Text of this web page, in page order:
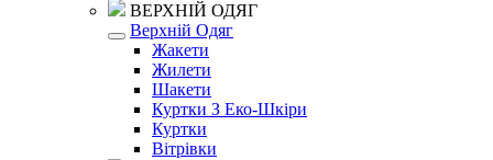
ВЕРХНІЙ ОДЯГ
Верхній Одяг
Жакети
Жилети
Шакети
Куртки З Еко-Шкіри
Куртки
Вітрівки